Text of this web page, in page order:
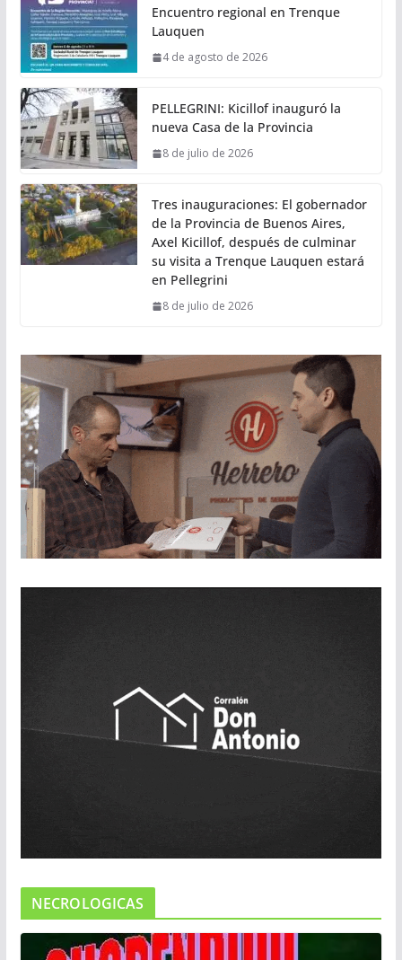
Encuentro regional en Trenque
Lauquen
4 de agosto de 2026
PELLEGRINI: Kicillof inauguró la
nueva Casa de la Provincia
8 de julio de 2026
Tres inauguraciones: El gobernador
de la Provincia de Buenos Aires,
Axel Kicillof, después de culminar
su visita a Trenque Lauquen estará
en Pellegrini
8 de julio de 2026
NECROLOGICAS